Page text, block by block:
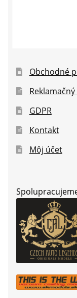
Obchodné
GDPR
Kontakt
Môj účet